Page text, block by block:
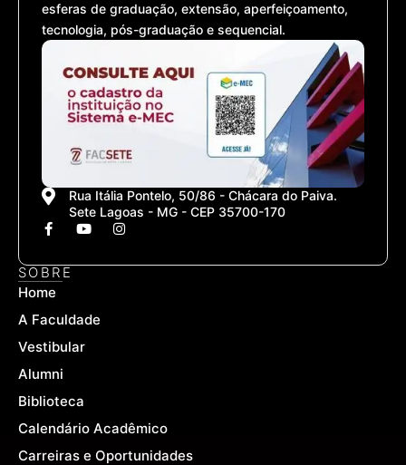
esferas de graduação, extensão, aperfeiçoamento,
tecnologia, pós-graduação e sequencial.
Rua Itália Pontelo, 50/86 - Chácara do Paiva.
Sete Lagoas - MG - CEP 35700-170
F
a
e
b
o
k
f
Y
o
t
I
n
t
SOBRE
Home
A Faculdade
Vestibular
Alumni
Biblioteca
Calendário Acadêmico
Carreiras e Oportunidades